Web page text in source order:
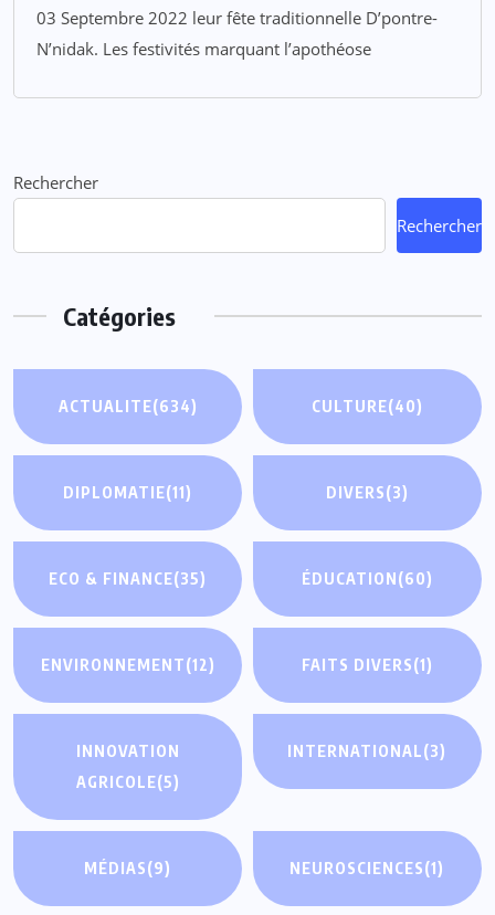
03 Septembre 2022 leur fête traditionnelle D’pontre-
N’nidak. Les festivités marquant l’apothéose
Rechercher
Rechercher
Catégories
ACTUALITE(634) CULTURE(40)
DIPLOMATIE(11) DIVERS(3)
ECO & FINANCE(35) ÉDUCATION(60)
ENVIRONNEMENT(12) FAITS DIVERS(1)
INNOVATION
AGRICOLE(5)
INTERNATIONAL(3)
MÉDIAS(9) NEUROSCIENCES(1)